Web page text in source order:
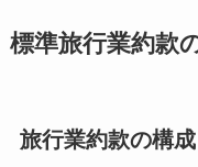
標準旅行業約款
旅行業約款の構